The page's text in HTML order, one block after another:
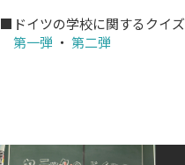
■ドイツの学校に関するクイズ
第一弾 ・ 第二弾